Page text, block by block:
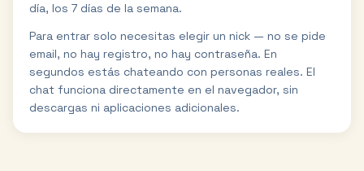
día, los 7 días de la semana.
Para entrar solo necesitas elegir un nick — no se pide
email, no hay registro, no hay contraseña. En
segundos estás chateando con personas reales. El
chat funciona directamente en el navegador, sin
descargas ni aplicaciones adicionales.